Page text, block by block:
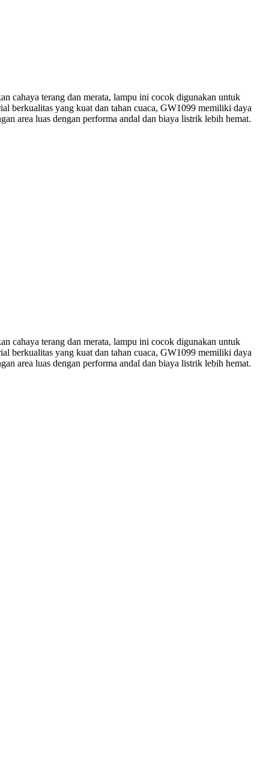
cahaya terang dan merata, lampu ini cocok digunakan untuk
berkualitas yang kuat dan tahan cuaca, GW1099 memiliki daya
area luas dengan performa andal dan biaya listrik lebih hemat.
cahaya terang dan merata, lampu ini cocok digunakan untuk
berkualitas yang kuat dan tahan cuaca, GW1099 memiliki daya
area luas dengan performa andal dan biaya listrik lebih hemat.